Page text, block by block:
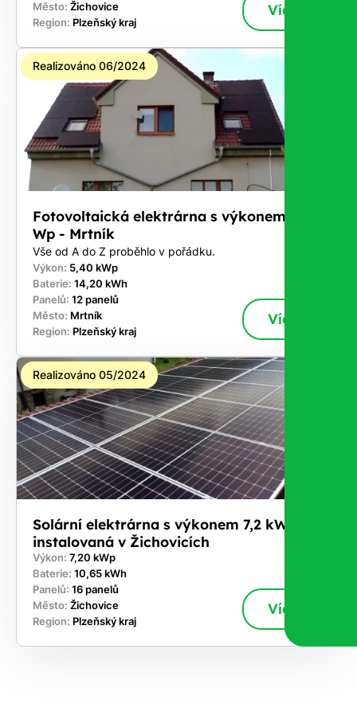
Město: Žichovice
Region: Plzeňský kraj
Více
Realizováno 06/2024
Fotovoltaická elektrárna s výkonem 5,4 k
Wp - Mrtník
Vše od A do Z proběhlo v pořádku.
Výkon: 5,40 kWp
Baterie: 14,20 kWh
Panelů: 12 panelů
Město: Mrtník
Region: Plzeňský kraj
Více
Realizováno 05/2024
Solární elektrárna s výkonem 7,2 kWp
instalovaná v Žichovicích
Výkon: 7,20 kWp
Baterie: 10,65 kWh
Panelů: 16 panelů
Město: Žichovice
Region: Plzeňský kraj
Více